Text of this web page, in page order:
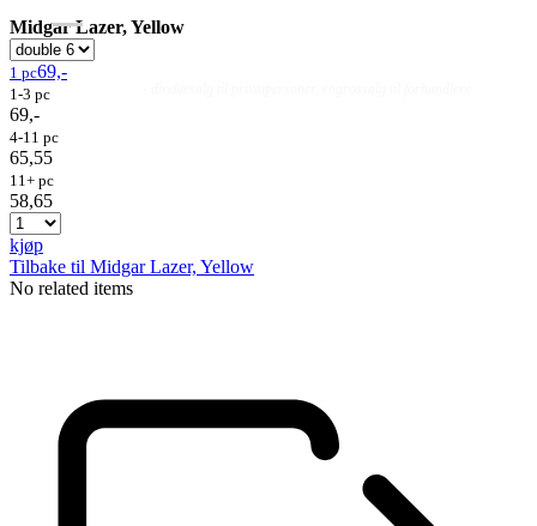
Fluer
Midgar Lazer, Yellow
1 pc69,-
1-3 pc
69,-
4-11 pc
65,55
11+ pc
58,65
kjøp
Tilbake til Midgar Lazer, Yellow
No related items